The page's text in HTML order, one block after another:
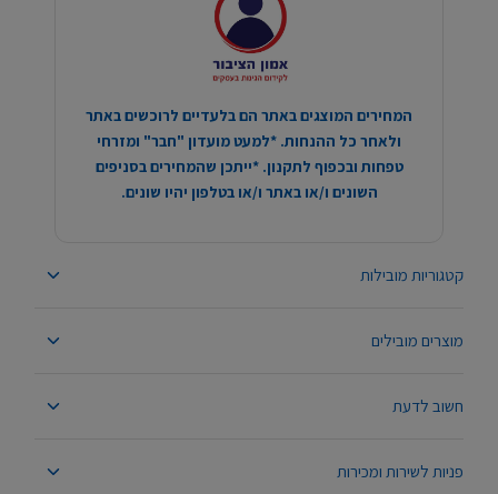
קטגוריות מובילות
מוצרים מובילים
חשוב לדעת
פניות לשירות ומכירות
המחירים המוצגים באתר הם בלעדיים לרוכשים באתר
ולאחר כל ההנחות. *למעט מועדון "חבר" ומזרחי
טפחות ובכפוף לתקנון. *ייתכן שהמחירים בסניפים
השונים ו/או באתר ו/או בטלפון יהיו שונים.